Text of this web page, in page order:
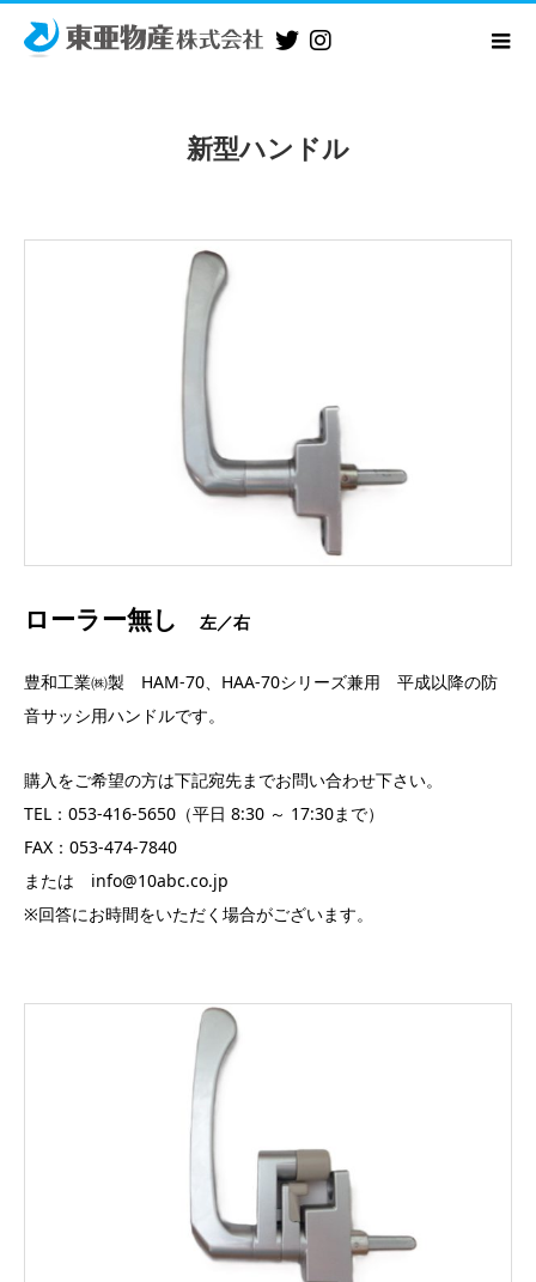
新型ハンドル
ローラー無し 左／右
豊和工業㈱製 HAM-70、HAA-70シリーズ兼用 平成以降の防
音サッシ用ハンドルです。
購入をご希望の方は下記宛先までお問い合わせ下さい。
TEL：053-416-5650（平日 8:30 ～ 17:30まで）
FAX：053-474-7840
または info@10abc.co.jp
※回答にお時間をいただく場合がございます。